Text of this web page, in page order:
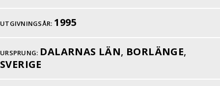
UTGIVNINGSÅR: 1995
URSPRUNG: DALARNAS LÄN, BORLÄNGE,
SVERIGE